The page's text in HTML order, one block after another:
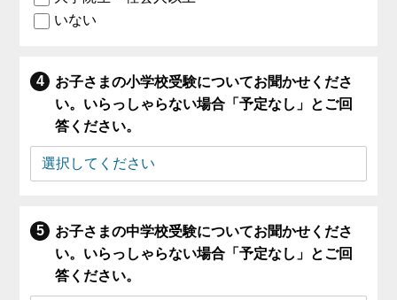
いない
お子さまの小学校受験についてお聞かせくださ
い。いらっしゃらない場合「予定なし」とご回
答ください。
お子さまの中学校受験についてお聞かせくださ
い。いらっしゃらない場合「予定なし」とご回
答ください。